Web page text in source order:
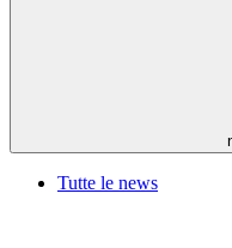
Tutte le news